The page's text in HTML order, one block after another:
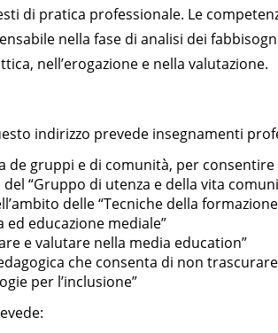
di pratica professionale. Le
nella fase di analisi dei
nell’erogazione e nella valutazione.
indirizzo prevede insegnamenti
de gruppi e di comunità, per
“Gruppo di utenza e della vita
delle “Tecniche della
ed educazione mediale”
e valutare nella media education”
che consenta di non
per l’inclusione”